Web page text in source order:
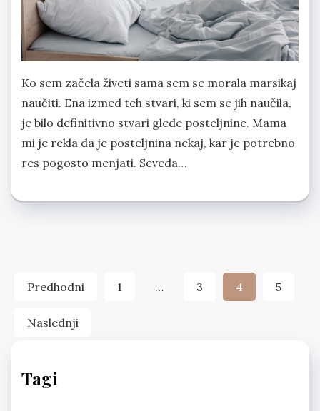
Ko sem začela živeti sama sem se morala marsikaj
naučiti. Ena izmed teh stvari, ki sem se jih naučila,
je bilo definitivno stvari glede posteljnine. Mama
mi je rekla da je posteljnina nekaj, kar je potrebno
res pogosto menjati. Seveda…
Številčenje
Predhodni 1 … 3 4 5
Naslednji
Tagi